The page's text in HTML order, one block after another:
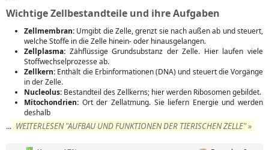
Wichtige Zellbestandteile und ihre Aufgaben
Zellmembran: Umgibt die Zelle, grenzt sie nach außen ab und steuert,
welche Stoffe in die Zelle hinein- oder hinausgelangen.
Zellplasma: Zähflüssige Grundsubstanz der Zelle. Hier laufen viele
Stoffwechselprozesse ab.
Zellkern: Enthält die Erbinformationen (DNA) und steuert die Vorgänge
in der Zelle.
Nucleolus: Bestandteil des Zellkerns; hier werden Ribosomen gebildet.
Mitochondrien: Ort der Zellatmung. Sie liefern Energie und werden
deshalb
... WEITERLESEN "AUFBAU UND FUNKTIONEN DER TIERISCHEN ZELLE" »